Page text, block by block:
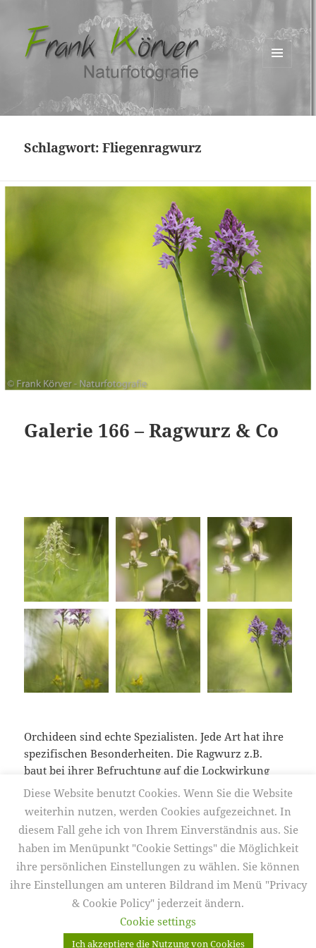
Schlagwort:Fliegenragwurz
Galerie 166 – Ragwurz & Co
Orchideen sind echte Spezialisten. Jede Art hat ihre
spezifischen Besonderheiten. Die Ragwurz z.B.
baut bei ihrer Befruchtung auf die Lockwirkung
ihrer Blüten.
Galerie 166 – Ragwurz & Co
weiterlesen
Veröffentlicht
am
4. Juni 2017 Autor Kategorien
Naturdetails,Pflanzen Schlagwörter
2017,Bienenragwurz, Bocks-
Riemenzunge,Fliegenragwurz,Frühling, Galerien,Makro,
Naturfotografie
Mit Stolz präsentiert von WordPress
Diese Website benutzt Cookies. Wenn Sie die Website
weiterhin nutzen, werden Cookies aufgezeichnet. In
diesem Fall gehe ich von Ihrem Einverständnis aus. Sie
haben im Menüpunkt "Cookie Settings" die Möglichkeit
ihre persönlichen Einstellungen zu wählen. Sie können
ihre Einstellungen am unteren Bildrand im Menü "Privacy
& Cookie Policy" jederzeit ändern.
Cookie settings
Ich akzeptiere die Nutzung von Cookies
Counter Fehler: Code nicht ändern. Hier klicken, um den